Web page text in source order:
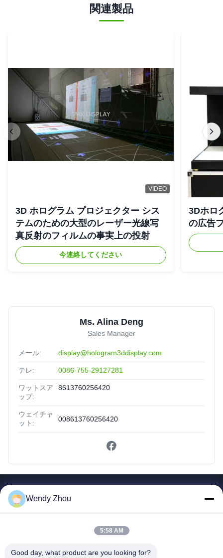
関連製品
VIDEO
3D ホログラム プロジェクター シス
テムのための大型のレーザー光線写
真反射のフィルムの事実上の投射
今連絡してください
3Dホロ
の広告
Ms. Alina Deng
Sales Manager
メール: display@hologram3ddisplay.com
テレ: 0086-755-29127281
ワットスア
ップ:
8613760256420
ウェイチャ
ット:
008613760256420
家
プロダクト
工場旅行
Wendy Zhou
5:58 AM
Good day, what product are you looking for?